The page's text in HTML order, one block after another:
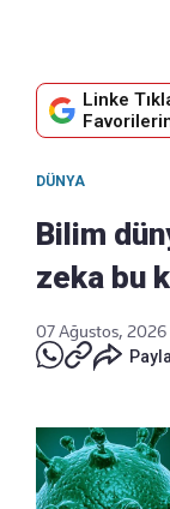
Linke
DÜNYA
Bilim
zeka bu
07 Ağustos, 2026